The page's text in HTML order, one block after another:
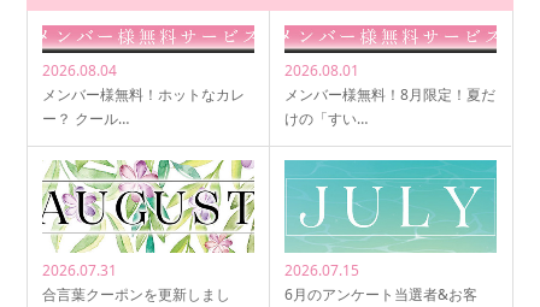
2026.08.04
メンバー様無料！ホットなカレ
ー？ クール…
2026.08.01
メンバー様無料！8月限定！夏だ
けの「すい…
2026.07.31
合言葉クーポンを更新しまし
2026.07.15
6月のアンケート当選者&お客